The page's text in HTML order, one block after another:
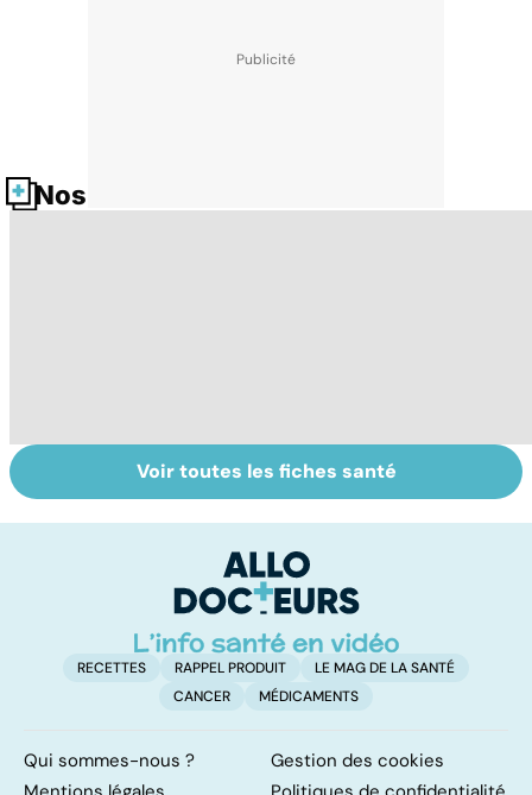
Nos fiches santé
Bien vivre la
ménopause
Retrouver du
tonus grâce aux
Voir toutes les fiches santé
RECETTES RAPPEL PRODUIT
LE MAG DE LA SANTÉ
CANCER
MÉDICAMENTS
Qui sommes-nous ?
Gestion des cookies